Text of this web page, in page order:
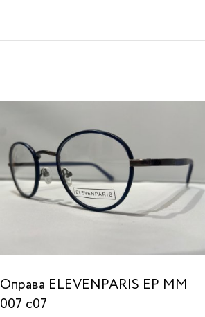
Оправа ELEVENPARIS EP MM
007 c07